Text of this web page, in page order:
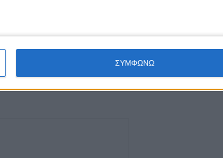
ΣΥΜΦΩΝΩ
θα τοποθετηθεί
γήπεδο 5Χ5 στη Μαγούλα